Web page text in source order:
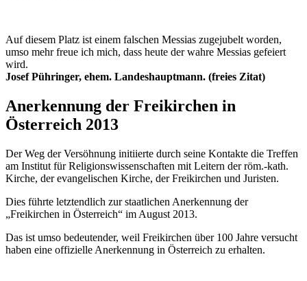
Auf diesem Platz ist einem falschen Messias zugejubelt worden,
umso mehr freue ich mich, dass heute der wahre Messias gefeiert
wird.
Josef Pühringer, ehem. Landeshauptmann. (freies Zitat)
Anerkennung der Freikirchen in
Österreich 2013
Der Weg der Versöhnung initiierte durch seine Kontakte die Treffen
am Institut für Religionswissenschaften mit Leitern der röm.-kath.
Kirche, der evangelischen Kirche, der Freikirchen und Juristen.
Dies führte letztendlich zur staatlichen Anerkennung der
„Freikirchen in Österreich“ im August 2013.
Das ist umso bedeutender, weil Freikirchen über 100 Jahre versucht
haben eine offizielle Anerkennung in Österreich zu erhalten.